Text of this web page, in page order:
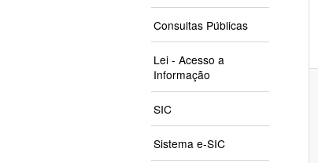
Consultas Públicas
Lei - Acesso a
Informação
SIC
Sistema e-SIC